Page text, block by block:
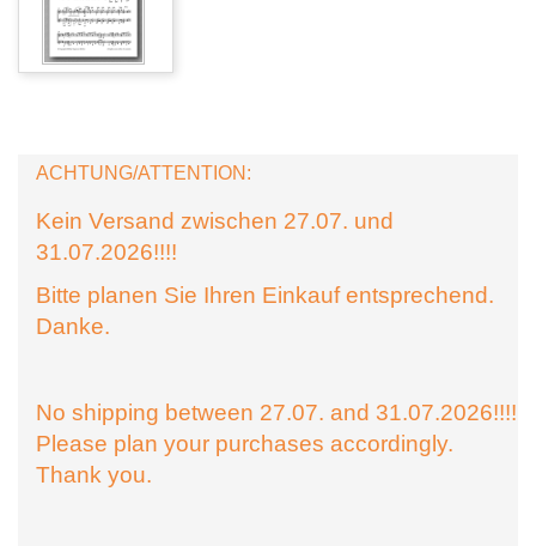
ACHTUNG/ATTENTION:
Kein Versand zwischen 27.07. und
31.07.2026!!!!
Bitte planen Sie Ihren Einkauf entsprechend.
Danke.
No shipping between 27.07. and 31.07.2026!!!!
Please plan your purchases accordingly.
Thank you.